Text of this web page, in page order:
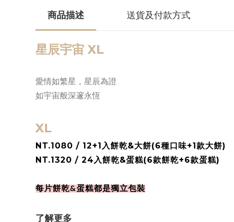
商品描述 送貨及付款方式
星辰宇宙 XL
愛情如繁星，星辰為證
如宇宙般深邃永恆
XL
NT.1080 / 12+1入餅乾&大餅(6種口味+1款大餅)
NT.1320 / 24入餅乾&蛋糕(6款餅乾+6款蛋糕)
每片餅乾&蛋糕都是獨立包裝
了解更多